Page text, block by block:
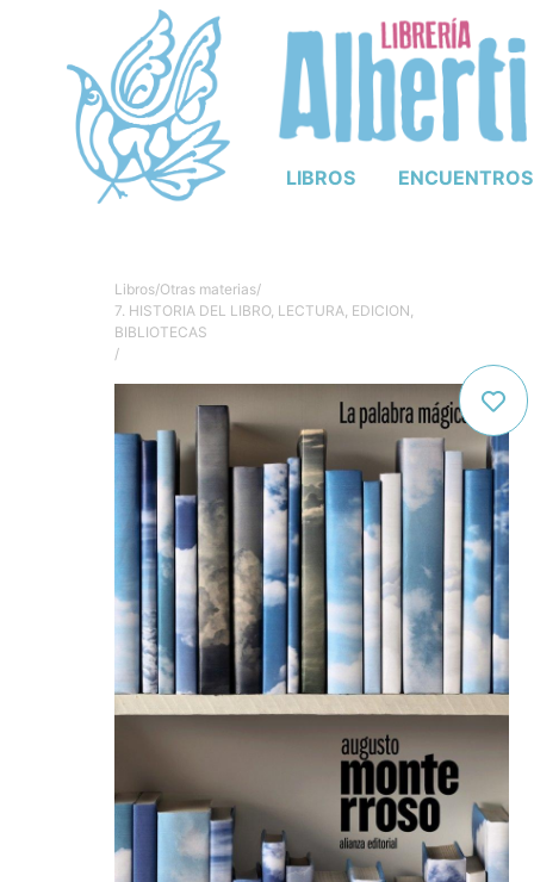
LIBROS ENCUENTROS
Libros/Otras materias/
7. HISTORIA DEL LIBRO, LECTURA, EDICION,
BIBLIOTECAS
/